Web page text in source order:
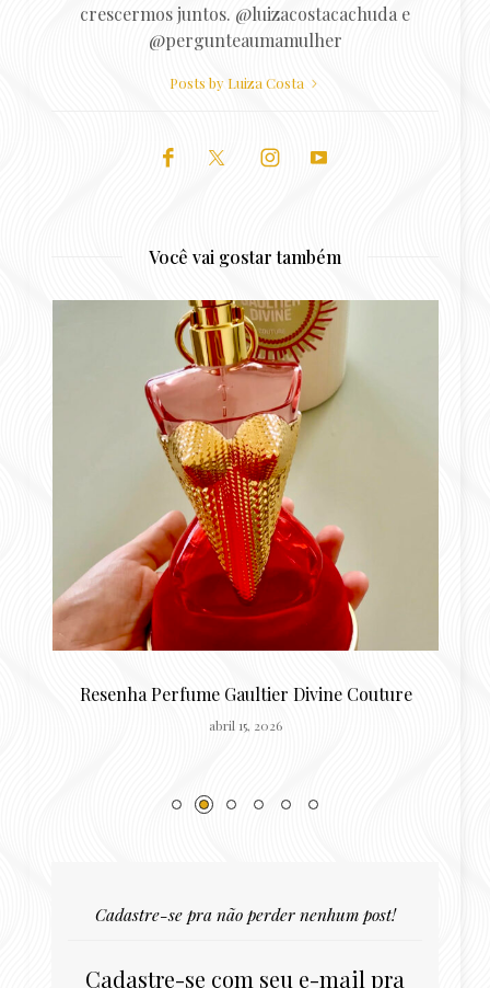
crescermos juntos. @luizacostacachuda e
@pergunteaumamulher
Posts by Luiza Costa
Você vai gostar também
Resenha Perfume Gaultier Divine Couture
abril 15, 2026
Cadastre-se pra não perder nenhum post!
Cadastre-se com seu e-mail pra